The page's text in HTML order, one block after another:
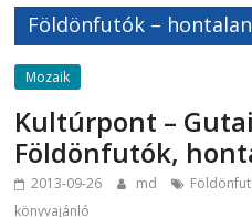
Földönfutók –
Mozaik
Kultúrpont –
Földönfutók,
2013-09-26 md
könyvajánló